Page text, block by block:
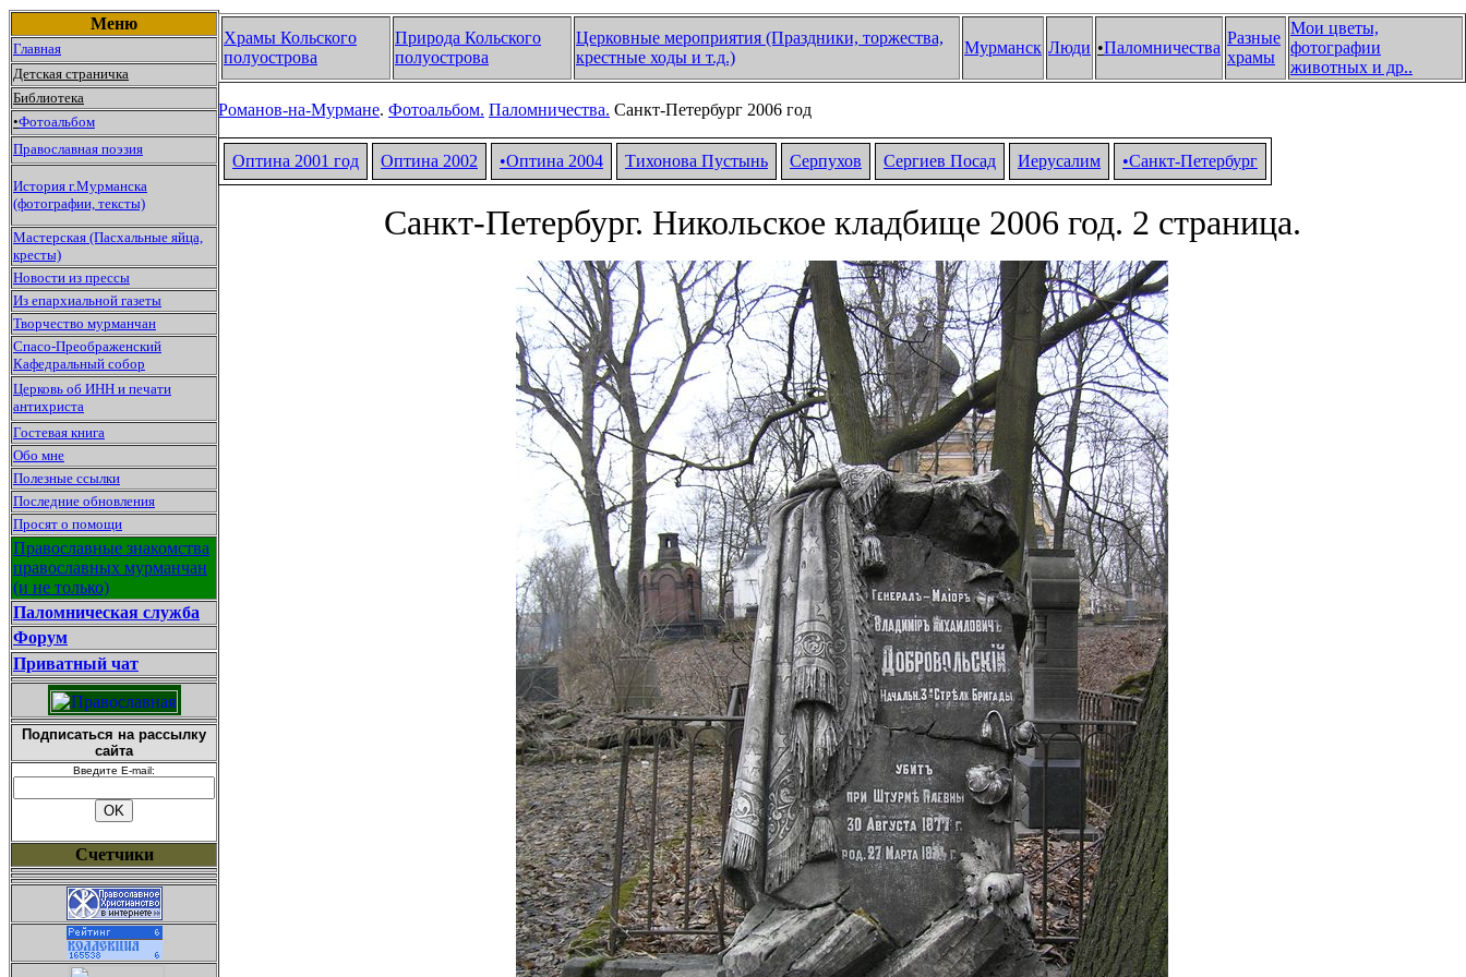
Меню
Главная
Детская страничка
Библиотека
•Фотоальбом
Православная поэзия
История г.Мурманска
(фотографии, тексты)
Мастерская (Пасхальные яйца,
кресты)
Новости из прессы
Из епархиальной газеты
Творчество мурманчан
Спасо-Преображенский
Кафедральный собор
Церковь об ИНН и печати
антихриста
Гостевая книга
Обо мне
Полезные ссылки
Последние обновления
Просят о помощи
Православные знакомства
православных мурманчан
(и не только)
Паломническая служба
Форум
Приватный чат
Подписаться на рассылку
сайта
Введите E-mail:
Счетчики
Храмы Кольского
полуострова
Природа Кольского
полуострова
Церковные мероприятия (Праздники, торжества,
крестные ходы и т.д.)
Мурманск Люди •Паломничества
Разные
храмы
Мои цветы,
фотографии
животных и др..
Романов-на-Мурмане. Фотоальбом. Паломничества. Санкт-Петербург 2006 год
Оптина 2001 год Оптина 2002 •Оптина 2004 Тихонова Пустынь Серпухов Сергиев Посад Иерусалим •Санкт-Петербург
Санкт-Петербург. Никольское кладбище 2006 год. 2 страница.